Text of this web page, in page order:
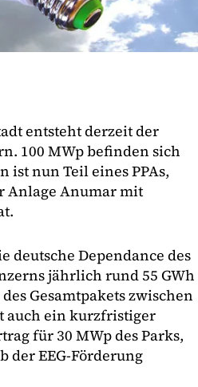
entsteht derzeit der
100 MWp befinden sich
ist nun Teil eines PPAs,
Anlage Anumar mit
deutsche Dependance des
jährlich rund 55 GWh
Gesamtpakets zwischen
auch ein kurzfristiger
für 30 MWp des Parks,
der EEG-Förderung